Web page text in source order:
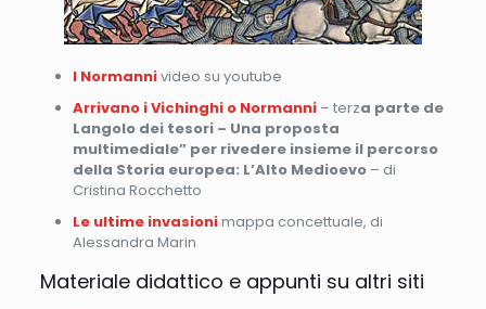
I Normannivideo su youtube
Arrivano i Vichinghi o Normanni– terza parte de
Langolo dei tesori – Una proposta
multimediale” per rivedere insieme il percorso
della Storia europea: L’Alto Medioevo– di
Cristina Rocchetto
Le ultime invasionimappa concettuale, di
Alessandra Marin
Materiale didattico e appunti su altri siti